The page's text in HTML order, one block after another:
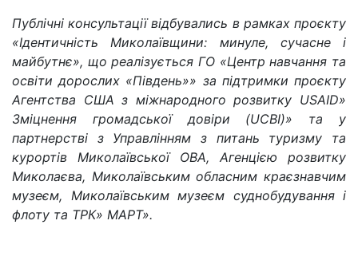
Публічні консультації відбувались в рамках проєкту
«Ідентичність Миколаївщини: минуле, сучасне і
майбутнє», що реалізується ГО «Центр навчання та
освіти дорослих «Південь»» за підтримки проєкту
Агентства США з міжнародного розвитку USAID»
Зміцнення громадської довіри (UCBI)» та у
партнерстві з Управлінням з питань туризму та
курортів Миколаївської ОВА, Агенцією розвитку
Миколаєва, Миколаївським обласним краєзнавчим
музеєм, Миколаївським музеєм суднобудування і
флоту та ТРК» МАРТ».